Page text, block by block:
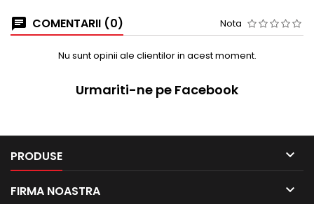
COMENTARII (0) Nota
Nu sunt opinii ale clientilor in acest moment.
Urmariti-ne pe Facebook
PRODUSE 
FIRMA NOASTRA 